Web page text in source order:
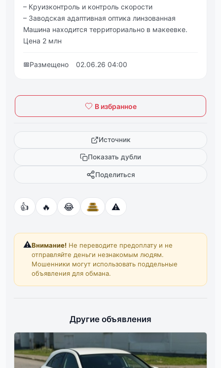
– Круизконтроль и контроль скорости
– Заводская адаптивная оптика линзованная
Машина находится территориально в макеевке.
Цена 2 млн
📅Размещено 02.06.26 04:00
В избранное
Источник
Показать дубли
Поделиться
👍 🔥 😂 ⚠️
⚠️Внимание! Не переводите предоплату и не
отправляйте деньги незнакомым людям.
Мошенники могут использовать поддельные
объявления для обмана.
Другие объявления